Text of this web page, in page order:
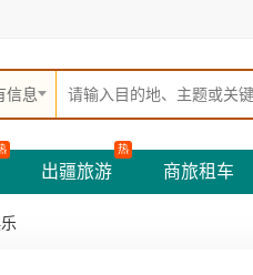
信息
出疆旅游
热
商旅租车